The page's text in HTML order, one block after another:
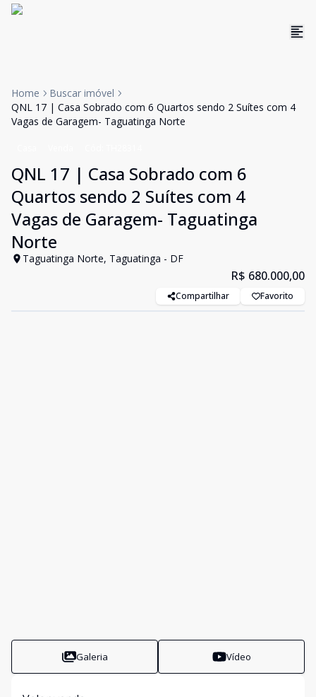
Home
Buscar imóvel
QNL 17 | Casa Sobrado com 6 Quartos sendo 2 Suítes com 4
Vagas de Garagem- Taguatinga Norte
QNL 17 | Casa Sobrado com 6
Quartos sendo 2 Suítes com 4
Vagas de Garagem- Taguatinga
Norte
Taguatinga Norte, Taguatinga - DF
R$ 680.000,00
Compartilhar Favorito
Galeria Vídeo